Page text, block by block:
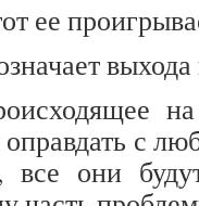
ее
выхода
с
все они